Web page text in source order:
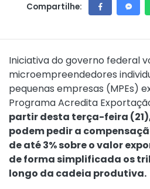
Compartilhe:
Iniciativa do governo federal
microempreendedores
pequenas empresas (MPEs)
Programa Acredita
partir desta terça-feira
podem pedir a
de até 3% sobre o valor
de forma simplificada os
longo da cadeia produtiva.